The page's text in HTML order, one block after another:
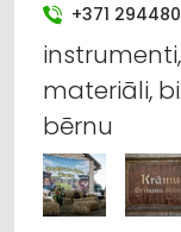
Autobusu,
Autotransports
Bērnu preču
Bērnu preču
+371
materiāli,
bērnu